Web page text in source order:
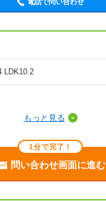
電話で問い合わせ
LDK10.2
もっと見る
1分で完了！
問い合わせ画面に進む